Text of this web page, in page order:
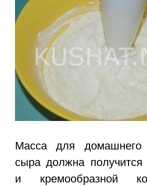
Масса для домашнего
сыра должна получится
и кремообразной